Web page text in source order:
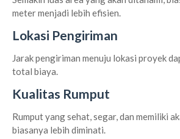
meter menjadi lebih efisien.
Lokasi Pengiriman
Jarak pengiriman menuju lokasi proyek
total biaya.
Kualitas Rumput
Rumput yang sehat, segar, dan memiliki
biasanya lebih diminati.